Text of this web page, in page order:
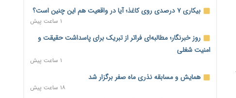
بیکاری ۷ درصدی روی کاغذ؛ آیا در واقعیت هم این چنین است؟
۱ ساعت پیش
روز خبرنگار؛ مطالبه‌ای فراتر از تبریک برای پاسداشت حقیقت و
امنیت شغلی
۱ ساعت پیش
همایش و مسابقه نذری ماه صفر برگزار شد
۱۸ ساعت پیش